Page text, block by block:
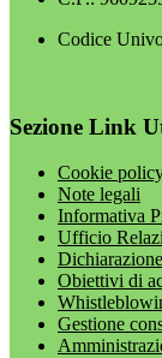
Codice
Sezione Link
Cookie
Note legali
Informativa
Ufficio
Obiettivi di
Gestione